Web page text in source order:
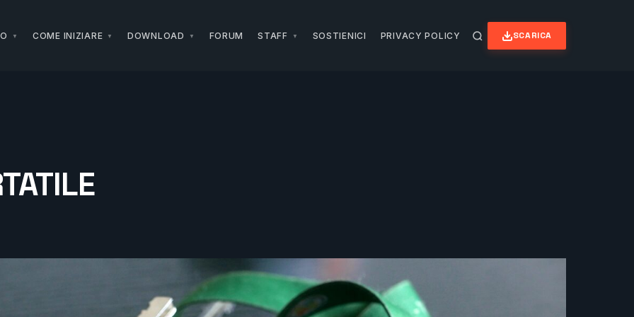
COME INIZIARE DOWNLOAD FORUM STAFF SOSTIENICI PRIVACY POLICY SCARICA